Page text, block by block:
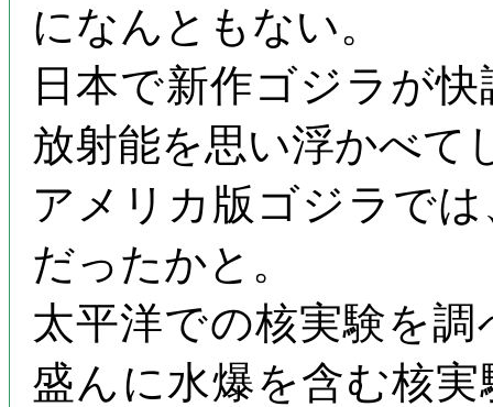
になんともない。
日本で新作ゴジラが
放射能を思い浮かべて
アメリカ版ゴジラで
だったかと。
太平洋での核実験を
盛んに水爆を含む核